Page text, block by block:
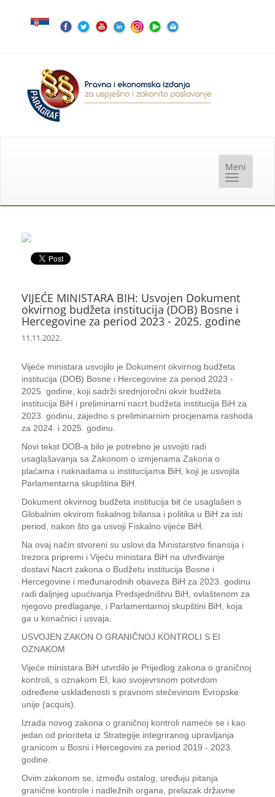
VIJEĆE MINISTARA BIH: Usvojen Dokument
okvirnog budžeta institucija (DOB) Bosne i
Hercegovine za period 2023 - 2025. godine
11.11.2022.
Vijeće ministara usvojilo je Dokument okvirnog budžeta
institucija (DOB) Bosne i Hercegovine za period 2023 -
2025. godine, koji sadrži srednjoročni okvir budžeta
institucija BiH i preliminarni nacrt budžeta institucija BiH za
2023. godinu, zajedno s preliminarnim procjenama rashoda
za 2024. i 2025. godinu.
Novi tekst DOB-a bilo je potrebno je usvojiti radi
usaglašavanja sa Zakonom o izmjenama Zakona o
plaćama i naknadama u institucijama BiH, koji je usvojila
Parlamentarna skupština BiH.
Dokument okvirnog budžeta institucija bit će usaglašen s
Globalnim okvirom fiskalnog bilansa i politika u BiH za isti
period, nakon što ga usvoji Fiskalno vijeće BiH.
Na ovaj način stvoreni su uslovi da Ministarstvo finansija i
trezora pripremi i Vijeću ministara BiH na utvrđivanje
dostavi Nacrt zakona o Budžetu institucija Bosne i
Hercegovine i međunarodnih obaveza BiH za 2023. godinu
radi daljnjeg upućivanja Predsjedništvu BiH, ovlaštenom za
njegovo predlaganje, i Parlamentarnoj skupštini BiH, koja
ga u konačnici i usvaja.
USVOJEN ZAKON O GRANIČNOJ KONTROLI S EI
OZNAKOM
Vijeće ministara BiH utvrdilo je Prijedlog zakona o graničnoj
kontroli, s oznakom EI, kao svojevrsnom potvrdom
određene usklađenosti s pravnom stečevinom Evropske
unije (acquis).
Izrada novog zakona o graničnoj kontroli nameće se i kao
jedan od prioriteta iz Strategije integriranog upravljanja
granicom u Bosni i Hercegovini za period 2019 - 2023.
godine.
Ovim zakonom se, između ostalog, uređuju pitanja
granične kontrole i nadležnih organa, prelazak državne